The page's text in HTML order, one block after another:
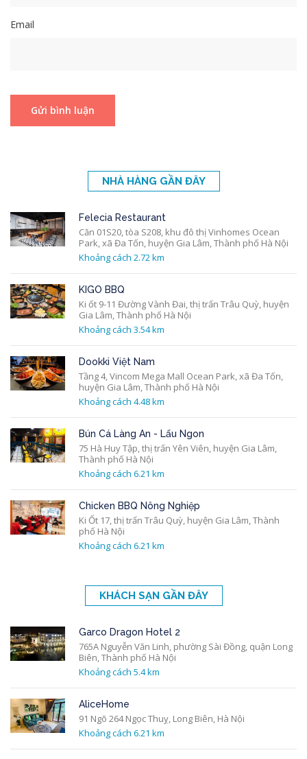
Email
NHÀ HÀNG GẦN ĐÂY
Felecia Restaurant
Căn 01S20, tòa S208, khu đô thị Vinhomes Ocean
Park, xã Đa Tốn, huyện Gia Lâm, Thành phố Hà Nội
Khoảng cách 2.72 km
KIGO BBQ
Ki ốt 9-11 Đường Vành Đai, thị trấn Trâu Quỳ, huyện
Gia Lâm, Thành phố Hà Nội
Khoảng cách 3.54 km
Dookki Việt Nam
Tầng 4, Vincom Mega Mall Ocean Park, xã Đa Tốn,
huyện Gia Lâm, Thành phố Hà Nội
Khoảng cách 4.48 km
Bún Cá Làng An - Lẩu Ngon
75 Hà Huy Tập, thị trấn Yên Viên, huyện Gia Lâm,
Thành phố Hà Nội
Khoảng cách 6.21 km
Chicken BBQ Nông Nghiệp
Ki Ốt 17, thị trấn Trâu Quỳ, huyện Gia Lâm, Thành
phố Hà Nội
Khoảng cách 6.21 km
KHÁCH SẠN GẦN ĐÂY
Garco Dragon Hotel 2
765A Nguyễn Văn Linh, phường Sài Đồng, quận Long
Biên, Thành phố Hà Nội
Khoảng cách 5.4 km
AliceHome
91 Ngõ 264 Ngọc Thuỵ, Long Biên, Hà Nội
Khoảng cách 6.21 km